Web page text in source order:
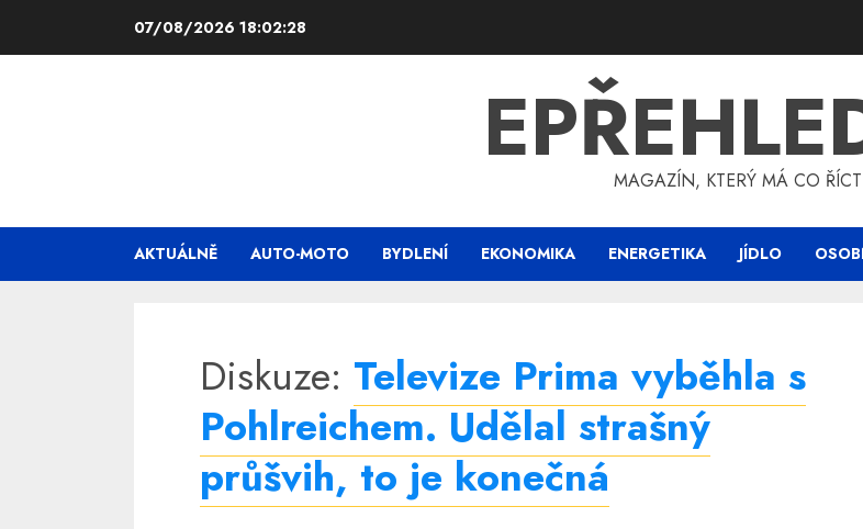
07/08/2026 18:02:28
MAGAZÍN, KTERÝ MÁ CO ŘÍCT
AKTUÁLNĚ AUTO-MOTO BYDLENÍ EKONOMIKA ENERGETIKA JÍDLO
Diskuze: Televize Prima vyběhla s
Pohlreichem. Udělal strašný
průšvih, to je konečná